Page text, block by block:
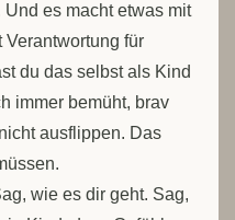
es macht etwas mit
für
du das selbst als Kind
immer bemüht, brav
ausflippen. Das
wie es dir geht. Sag,